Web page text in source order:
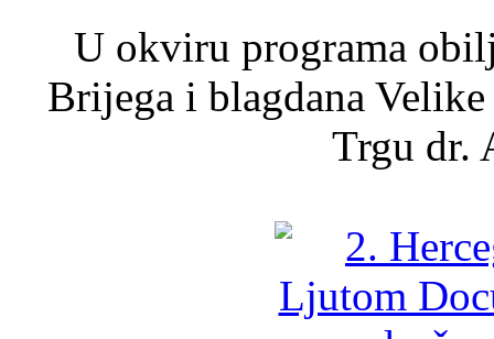
U okviru programa
Brijega i blagdana
Trgu dr.